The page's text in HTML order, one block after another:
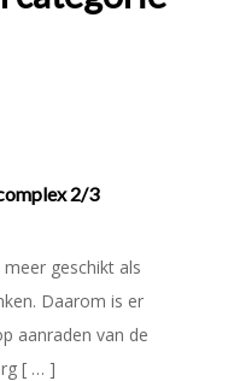
2/3
geschikt als
Daarom is er
aanraden van de
[ … ]